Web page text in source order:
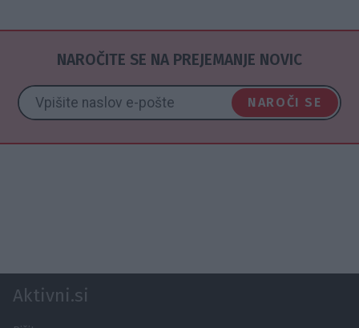
NAROČITE SE NA PREJEMANJE NOVIC
NAROČI SE
Aktivni.si